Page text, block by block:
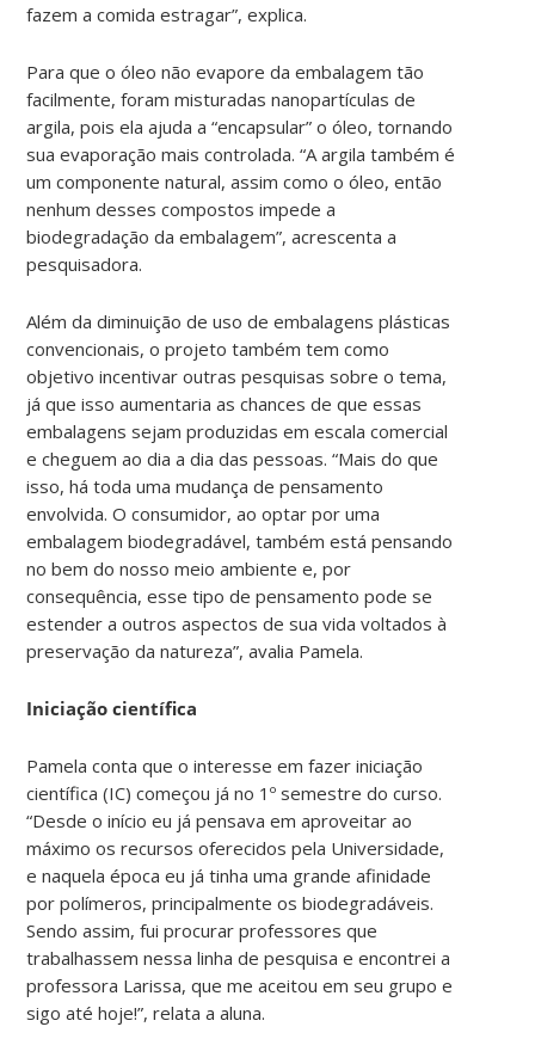
fazem a comida estragar”, explica.
Para que o óleo não evapore da embalagem tão
facilmente, foram misturadas nanopartículas de
argila, pois ela ajuda a “encapsular” o óleo, tornando
sua evaporação mais controlada. “A argila também é
um componente natural, assim como o óleo, então
nenhum desses compostos impede a
biodegradação da embalagem”, acrescenta a
pesquisadora.
Além da diminuição de uso de embalagens plásticas
convencionais, o projeto também tem como
objetivo incentivar outras pesquisas sobre o tema,
já que isso aumentaria as chances de que essas
embalagens sejam produzidas em escala comercial
e cheguem ao dia a dia das pessoas. “Mais do que
isso, há toda uma mudança de pensamento
envolvida. O consumidor, ao optar por uma
embalagem biodegradável, também está pensando
no bem do nosso meio ambiente e, por
consequência, esse tipo de pensamento pode se
estender a outros aspectos de sua vida voltados à
preservação da natureza”, avalia Pamela.
Iniciação científica
Pamela conta que o interesse em fazer iniciação
científica (IC) começou já no 1º semestre do curso.
“Desde o início eu já pensava em aproveitar ao
máximo os recursos oferecidos pela Universidade,
e naquela época eu já tinha uma grande afinidade
por polímeros, principalmente os biodegradáveis.
Sendo assim, fui procurar professores que
trabalhassem nessa linha de pesquisa e encontrei a
professora Larissa, que me aceitou em seu grupo e
sigo até hoje!”, relata a aluna.